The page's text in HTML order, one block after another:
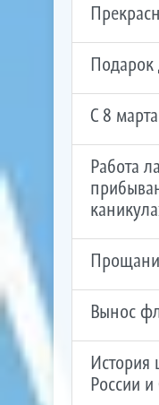
C 8 марта
Работа
Вынос
России и